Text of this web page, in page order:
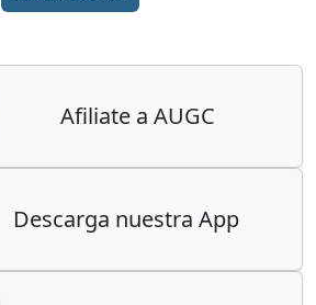
Afiliate a AUGC
Descarga nuestra App